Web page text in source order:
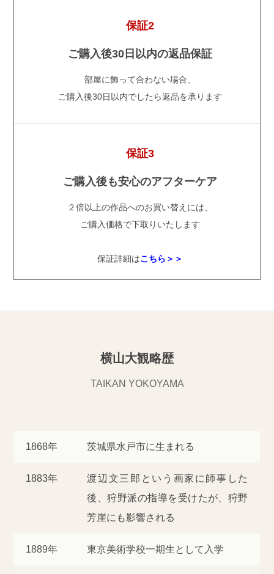
保証2
ご購入後30日以内の返品保証
部屋に飾って合わない場合、
ご購入後30日以内でしたら返品を承ります
保証3
ご購入後も安心のアフターケア
２倍以上の作品へのお買い替えには、
ご購入価格で下取りいたします
保証詳細はこちら＞＞
横山大観略歴
TAIKAN YOKOYAMA
1868年 茨城県水戸市に生まれる
1883年
渡辺文三郎という画家に師事した
後、狩野派の指導を受けたが、狩野
芳崖にも影響される
1889年 東京美術学校一期生として入学